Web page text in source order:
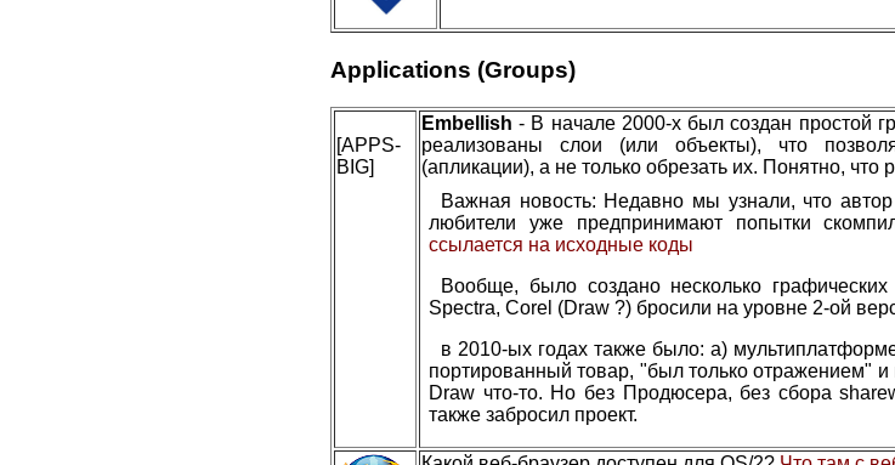
Applications (Groups)
[APPS-
BIG]
Embellish - В начале 2000-х был создан простой
реализованы слои (или объекты), что
(апликации), а не только обрезать их. Понятно, что
Важная новость: Недавно мы узнали, что
любители уже предпринимают попытки
ссылается на исходные коды
Вообще, было создано несколько
Spectra, Corel (Draw ?) бросили на уровне 2-ой
в 2010-ых годах также было: а)
портированный товар, "был только отражением"
Draw что-то. Но без Продюсера, без сбора
также забросил проект.